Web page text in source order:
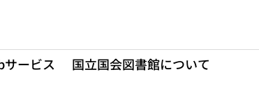
サービス 国立国会図書館について